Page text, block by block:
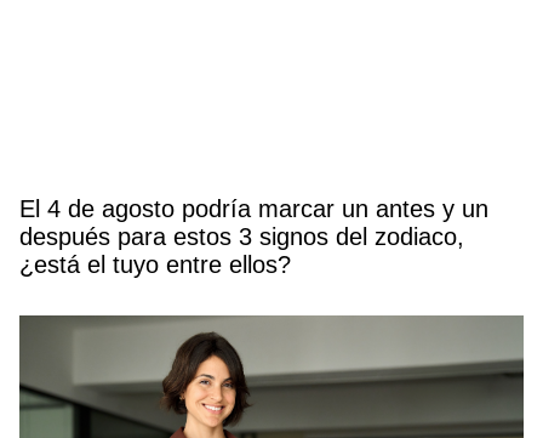
El 4 de agosto podría marcar un antes y un
después para estos 3 signos del zodiaco,
¿está el tuyo entre ellos?